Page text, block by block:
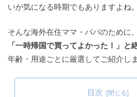
いが気になる時期でもありますよね。
そんな海外在住ママ・パパのために、
「一時帰国で買ってよかった！」と
年齢・用途ごとに厳選してご紹介しま
目次